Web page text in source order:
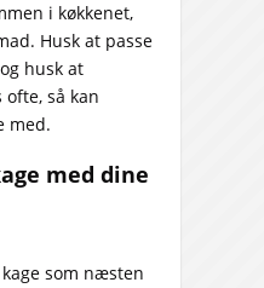
i køkkenet,
Husk at passe
husk at
så kan
med.
med dine
som næsten